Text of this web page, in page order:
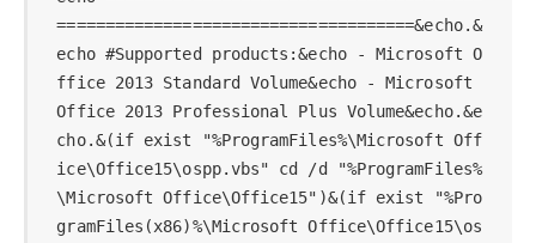
=====================================&echo.&
echo #Supported products:&echo - Microsoft O
ffice 2013 Standard Volume&echo - Microsoft
Office 2013 Professional Plus Volume&echo.&e
cho.&(if exist "%ProgramFiles%\Microsoft Off
ice\Office15\ospp.vbs" cd /d "%ProgramFiles%
\Microsoft Office\Office15")&(if exist "%Pro
gramFiles(x86)%\Microsoft Office\Office15\os